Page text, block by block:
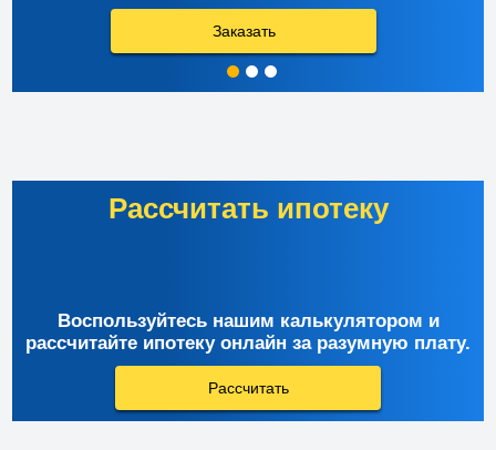
Заказать
Рассчитать ипотеку
Воспользуйтесь нашим калькулятором и
рассчитайте ипотеку онлайн за разумную плату.
Рассчитать